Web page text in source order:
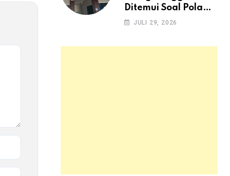
Ditemui Soal Pola
SPMB, Kepsek SMAN
JULI 29, 2026